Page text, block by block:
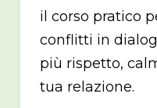
il corso pratico
conflitti in
più rispetto,
tua relazione.